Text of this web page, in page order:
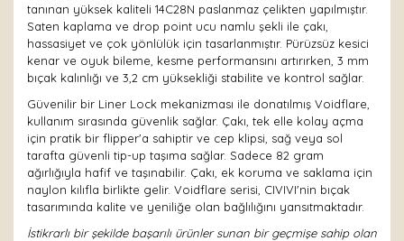
tanınan yüksek kaliteli 14C28N paslanmaz çelikten yapılmıştır.
Saten kaplama ve drop point ucu namlu şekli ile çakı,
hassasiyet ve çok yönlülük için tasarlanmıştır. Pürüzsüz kesici
kenar ve oyuk bileme, kesme performansını artırırken, 3 mm
bıçak kalınlığı ve 3,2 cm yüksekliği stabilite ve kontrol sağlar.
Güvenilir bir Liner Lock mekanizması ile donatılmış Voidflare,
kullanım sırasında güvenlik sağlar. Çakı, tek elle kolay açma
için pratik bir flipper'a sahiptir ve cep klipsi, sağ veya sol
tarafta güvenli tip-up taşıma sağlar. Sadece 82 gram
ağırlığıyla hafif ve taşınabilir. Çakı, ek koruma ve saklama için
naylon kılıfla birlikte gelir. Voidflare serisi, CIVIVI'nin bıçak
tasarımında kalite ve yeniliğe olan bağlılığını yansıtmaktadır.
İstikrarlı bir şekilde başarılı ürünler sunan bir geçmişe sahip olan